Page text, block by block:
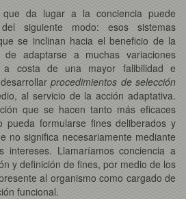
da lugar a la conciencia puede
siguiente modo: esos sistemas
se inclinan hacia el beneficio de la
de adaptarse a muchas variaciones
costa de una mayor falibilidad e
procedimientos de selección
al servicio de la acción adaptativa.
que se hacen tanto más eficaces
pueda formularse fines deliberados y
no significa necesariamente mediante
intereses. Llamaríamos conciencia a
y definición de fines, por medio de los
al organismo como cargado de
funcional.